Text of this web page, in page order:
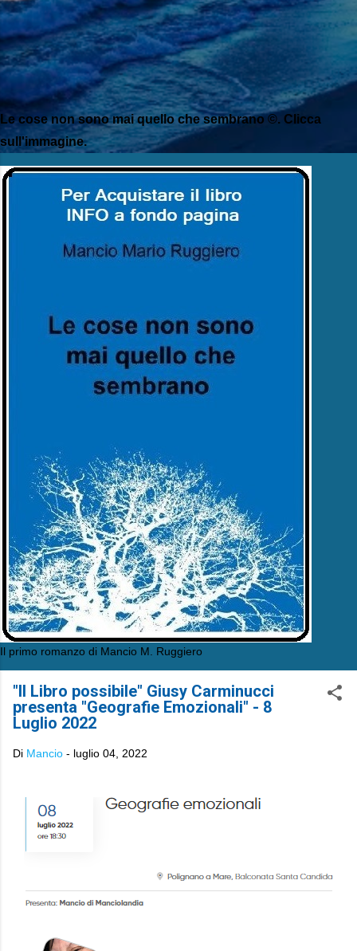
Le cose non sono mai quello che sembrano ©. Clicca
sull'immagine.
Il primo romanzo di Mancio M. Ruggiero
"Il Libro possibile" Giusy Carminucci
presenta "Geografie Emozionali" - 8
Luglio 2022
Di Mancio - luglio 04, 2022